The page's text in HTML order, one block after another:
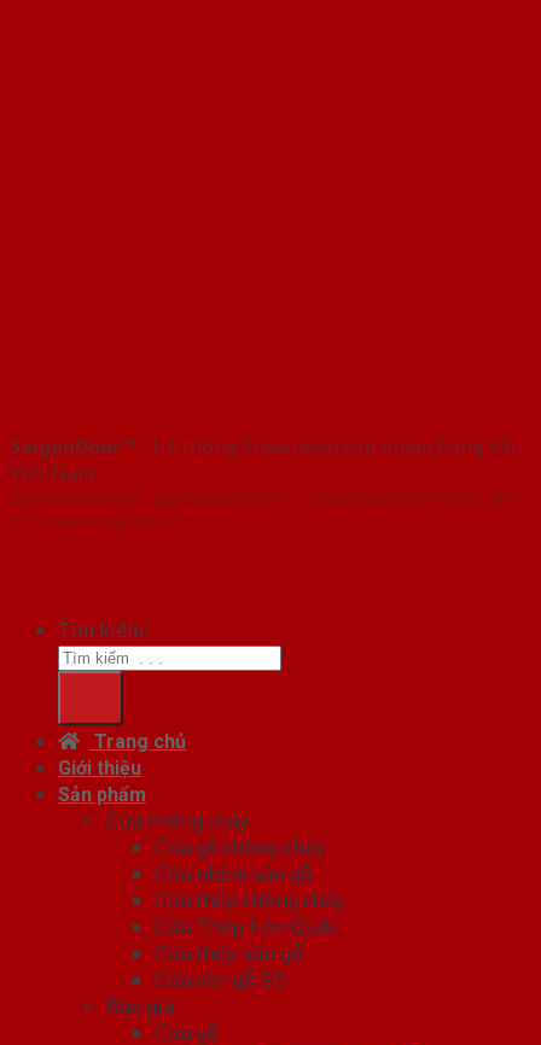
SaigonDoor™ - Hệ thống Showroom cửa nhôm hàng đầu
Việt Nam
Copyright ⓒ 2016 – 2026 SaigonDoor™ - www.bancuanhom.com | Đơn
vị chủ quản SaigonDoor
Tìm kiếm:
Trang chủ
Giới thiệu
Sản phẩm
Cửa chống cháy
Cửa gỗ chống cháy
Cửa nhôm vân gỗ
Cửa thép chống cháy
Cửa Thép Hàn Quốc
Cửa thép vân gỗ
Cửa vân gỗ 5D
Báo giá
Cửa gỗ